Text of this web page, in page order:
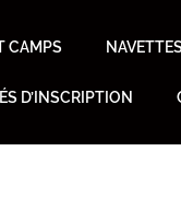
CAMPS
D’INSCRIPTION